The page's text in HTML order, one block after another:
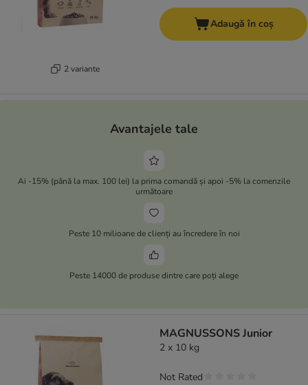
2 variante
Adaugă în coș
Avantajele tale
Ai -15% (până la max. 100 lei) la prima comandă și apoi -5% la comenzile
următoare
Peste 10 milioane de clienți au încredere în noi
Peste 14000 de produse dintre care poți alege
MAGNUSSONS Junior
2 x 10 kg
Not Rated